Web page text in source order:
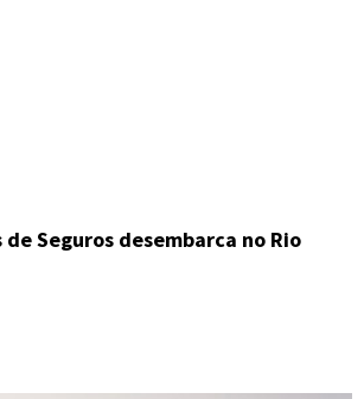
Seguros desembarca no Rio